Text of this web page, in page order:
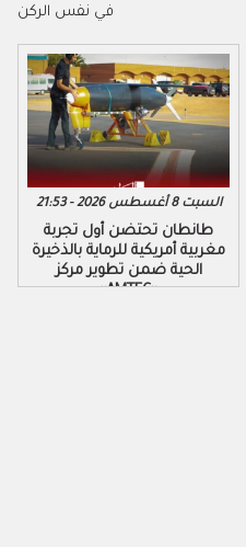
في نفس الركن
السبت 8 أغسطس 2026 - 21:53
طانطان تحتضن أول تجربة
مغربية أمريكية للرماية بالذخيرة
الحية ضمن تطوير مركز
«AMTEC»